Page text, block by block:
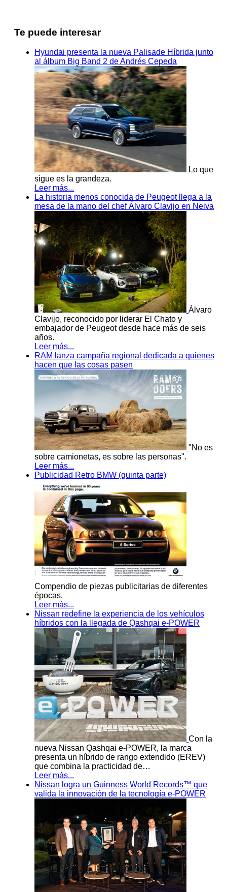
Te puede interesar
Hyundai presenta la nueva Palisade Híbrida junto
al álbum Big Band 2 de Andrés Cepeda
Lo que
sigue es la grandeza.
Leer más...
La historia menos conocida de Peugeot llega a la
mesa de la mano del chef Álvaro Clavijo en Neiva
Álvaro
Clavijo, reconocido por liderar El Chato y
embajador de Peugeot desde hace más de seis
años.
Leer más...
RAM lanza campaña regional dedicada a quienes
hacen que las cosas pasen
"No es
sobre camionetas, es sobre las personas".
Leer más...
Publicidad Retro BMW (quinta parte)
Compendio de piezas publicitarias de diferentes
épocas.
Leer más...
Nissan redefine la experiencia de los vehículos
híbridos con la llegada de Qashqai e-POWER
Con la
nueva Nissan Qashqai e-POWER, la marca
presenta un híbrido de rango extendido (EREV)
que combina la practicidad de…
Leer más...
Nissan logra un Guinness World Records™ que
valida la innovación de la tecnología e-POWER